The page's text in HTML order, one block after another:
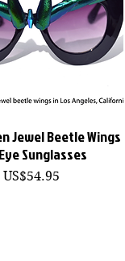
快速瀏覽
Jewel Beetle Wings
Sunglasses
價格
US$54.95